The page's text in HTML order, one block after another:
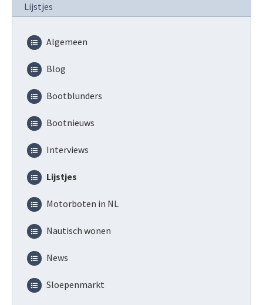
Lijstjes
Algemeen
Blog
Bootblunders
Bootnieuws
Interviews
Lijstjes
Motorboten in NL
Nautisch wonen
News
Sloepenmarkt